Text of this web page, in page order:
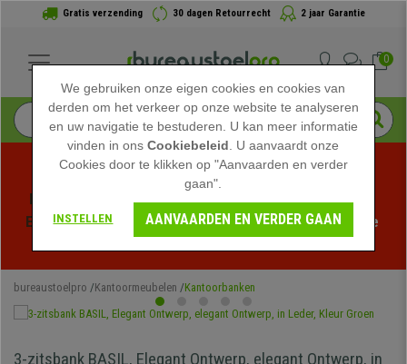
Gratis verzending 30 dagen Retourrecht 2 jaar Garantie
0
Profiteer van de Zomeruitverkoop bij bureaustoelpro!
Exclusieve kortingen voor een beperkte tijd - Bekijk de
bureaustoelpro Kantoormeubelen Kantoorbanken
3-zitsbank BASIL, Elegant Ontwerp, elegant Ontwerp, in
We gebruiken onze eigen cookies en cookies van
derden om het verkeer op onze website te analyseren
en uw navigatie te bestuderen. U kan meer informatie
vinden in onsCookiebeleid . U aanvaardt onze
Cookies door te klikken op "Aanvaarden en verder
gaan".
INSTELLEN AANVAARDEN EN VERDER GAAN